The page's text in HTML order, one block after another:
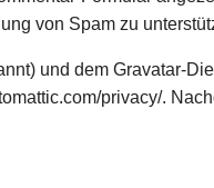
von Spam zu
und dem Gravatar-
privacy/.